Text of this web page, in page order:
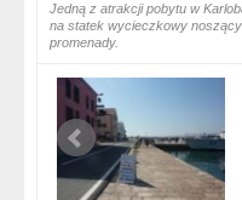
Jedną z atrakcji pobytu w
na statek wycieczkowy
promenady.